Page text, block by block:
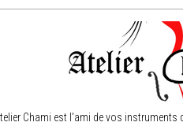
Chami est l'ami de vos